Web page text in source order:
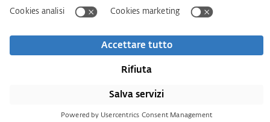
Download
Newsletter